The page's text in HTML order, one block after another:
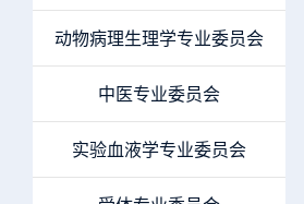
动物病理生理学专业委员会
中医专业委员会
实验血液学专业委员会